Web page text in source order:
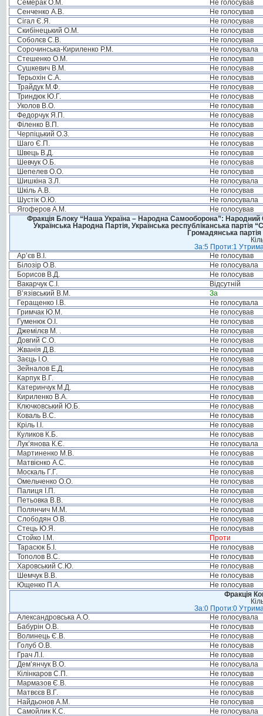
Семерак О.М.
Не голосував
Сенченко А.В.
Не голосував
Сігал Є.Я.
Не голосував
Скибінецький О.М.
Не голосував
Соболєв С.В.
Не голосував
Сорочинська-Кириленко Р.М.
Не голосувала
Стешенко О.М.
Не голосував
Сушкевич В.М.
Не голосував
Терьохін С.А.
Не голосував
Трайдук М.Ф.
Не голосував
Триндюк Ю.Г.
Не голосував
Уколов В.О.
Не голосував
Федорчук Я.П.
Не голосував
Філенко В.П.
Не голосував
Черпіцький О.З.
Не голосував
Шаго Є.П.
Не голосував
Швець В.Д.
Не голосував
Шевчук О.Б.
Не голосував
Шепелев О.О.
Не голосував
Шишкіна З.Л.
Не голосувала
Шкіль А.В.
Не голосував
Шустік О.Ю.
Не голосувала
Ягоферов А.М.
Не голосував
Фракція Блоку “Наша Україна – Народна Самооборона”: Народний
Українська Народна Партія, Українська республіканська
Громадянська
За:5 Проти:1
Ар’єв В.І.
Не голосував
Білозір О.В.
Не голосувала
Борисов В.Д.
Не голосував
Вакарчук С.І.
Відсутній
В’язівський В.М.
За
Геращенко І.В.
Не голосувала
Гримчак Ю.М.
Не голосував
Гуменюк О.І.
Не голосував
Джемілєв М. .
Не голосував
Довгий С.О.
Не голосував
Жванія Д.В.
Не голосував
Заєць І.О.
Не голосував
Зейналов Е.Д.
Не голосував
Карпук В.Г.
Не голосував
Катеринчук М.Д.
Не голосував
Кириленко В.А.
Не голосував
Ключковський Ю.Б.
Не голосував
Коваль В.С.
Не голосував
Кріль І.І.
Не голосував
Куликов К.Б.
Не голосував
Лук’янова К.Є.
Не голосувала
Мартиненко М.В.
Не голосував
Матвієнко А.С.
Не голосував
Москаль Г.Г.
Не голосував
Омельченко О.О.
Не голосував
Палиця І.П.
Не голосував
Петьовка В.В.
Не голосував
Полянчич М.М.
Не голосував
Слободян О.В.
Не голосував
Стець Ю.Я.
Не голосував
Стойко І.М.
Проти
Тарасюк Б.І.
Не голосував
Тополов В.С.
Не голосував
Харовський С.Ю.
Не голосував
Шемчук В.В.
Не голосував
Ющенко П.А.
Не голосував
Фракція
За:0 Проти:0
Александровська А.О.
Не голосувала
Бабурін О.В.
Не голосував
Волинець Є.В.
Не голосував
Голуб О.В.
Не голосував
Грач Л.І.
Не голосував
Дем’янчук В.О.
Не голосувала
Кілінкаров С.П.
Не голосував
Мармазов Є.В.
Не голосував
Матвєєв В.Г.
Не голосував
Найдьонов А.М.
Не голосував
Самойлик К.С.
Не голосувала